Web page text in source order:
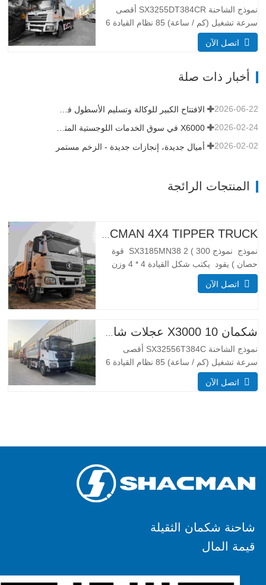
HYVA نهج /…
نموذج الشاحنة SX3255DT384CR أقصى
سرعة تشغيل (كم / ساعة) 85 نظام القيادة 6
اتصل الآن
أخبار ذات صلة
2026-06-22
X6000 في سوق الخدمات اللوجستية المتميزة في أفريقيا 2026-02-24
أميال جديدة، إنجازات جديدة - الزخم مستمر 2026-02-02
المنتجات الرائجة
نموذج نموذج SX3185MN38 2 ( 300 قوة
حصان ) يقود يكتب شكل القيادة 4 * 4 وزن
معلمة الوزن مكتمل تطويق الكتلة (كجم)
كبح الوزن 55 00 إجمالي كتلة التحميل (كجم)
عالية
اتصل الآن
نموذج الشاحنة SX32556T384C أقصى
سرعة تشغيل (كم / ساعة) 85 نظام القيادة 6
اتصل الآن
شاحنة شكمان الثقيلة
قيمة المال